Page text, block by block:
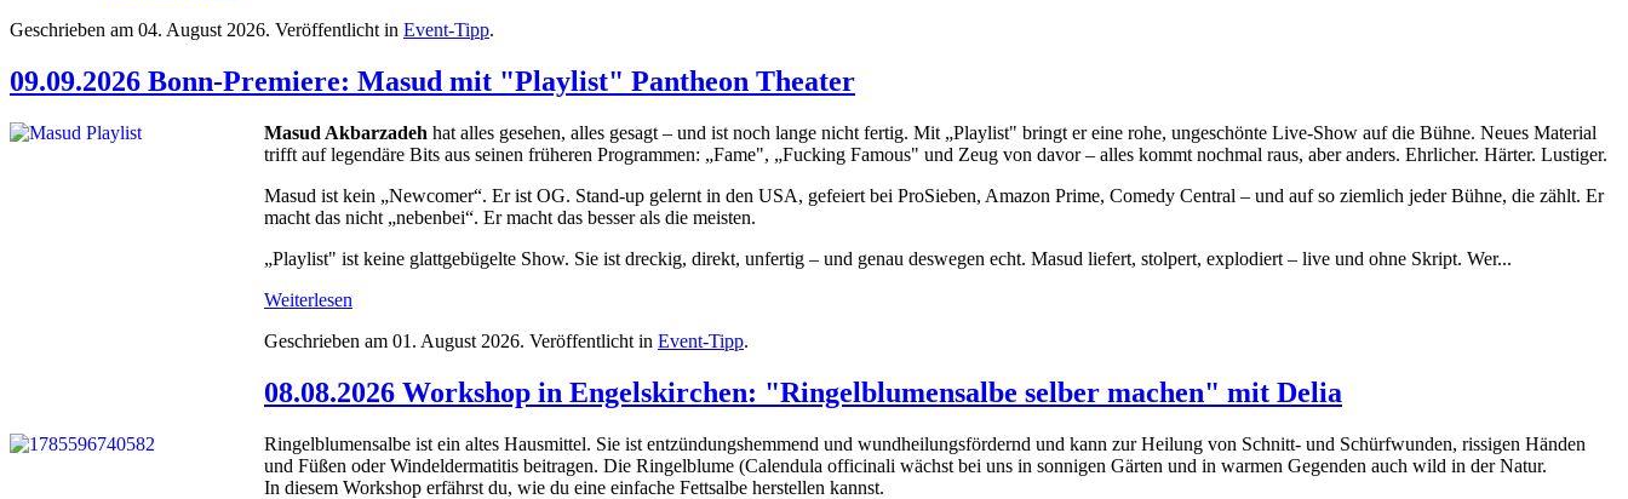
Geschrieben am 04. August 2026. Veröffentlicht in Event-Tipp.
09.09.2026 Bonn-Premiere: Masud mit "Playlist" Pantheon Theater
Masud Akbarzadeh hat alles gesehen, alles gesagt – und ist noch lange nicht fertig. Mit „Playlist" bringt er eine rohe, ungeschönte Live-Show auf die Bühne. Neues Material
trifft auf legendäre Bits aus seinen früheren Programmen: „Fame", „Fucking Famous" und Zeug von davor – alles kommt nochmal raus, aber anders. Ehrlicher. Härter. Lustiger.
Masud ist kein „Newcomer“. Er ist OG. Stand-up gelernt in den USA, gefeiert bei ProSieben, Amazon Prime, Comedy Central – und auf so ziemlich jeder Bühne, die zählt. Er
macht das nicht „nebenbei“. Er macht das besser als die meisten.
„Playlist" ist keine glattgebügelte Show. Sie ist dreckig, direkt, unfertig – und genau deswegen echt. Masud liefert, stolpert, explodiert – live und ohne Skript. Wer...
Weiterlesen
Geschrieben am 01. August 2026. Veröffentlicht in Event-Tipp.
08.08.2026 Workshop in Engelskirchen: "Ringelblumensalbe selber machen" mit Delia
Ringelblumensalbe ist ein altes Hausmittel. Sie ist entzündungshemmend und wundheilungsfördernd und kann zur Heilung von Schnitt- und Schürfwunden, rissigen Händen
und Füßen oder Windeldermatitis beitragen. Die Ringelblume (Calendula officinali wächst bei uns in sonnigen Gärten und in warmen Gegenden auch wild in der Natur.
In diesem Workshop erfährst du, wie du eine einfache Fettsalbe herstellen kannst.